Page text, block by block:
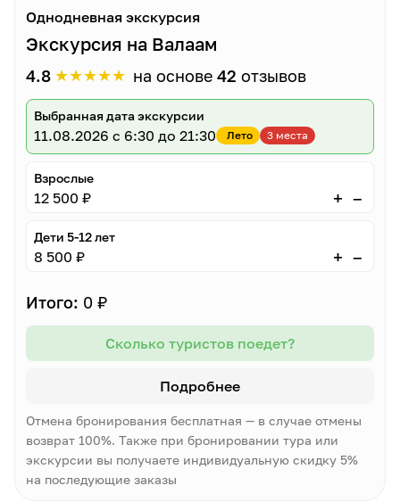
Однодневная экскурсия
Экскурсия на Валаам
4.8 ★★★★★ на основе 42 отзывов
Выбранная дата экскурсии
11.08.2026 с 6:30 до 21:30 Лето 3 места
Взрослые
12 500 ₽ + –
Дети 5-12 лет
8 500 ₽ + –
Итого: 0 ₽
Сколько туристов поедет?
Подробнее
Отмена бронирования бесплатная — в случае отмены
возврат 100%. Также при бронировании тура или
экскурсии вы получаете индивидуальную скидку 5%
на последующие заказы